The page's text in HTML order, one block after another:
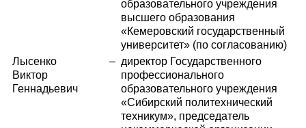
образовательного учреждения
высшего образования
«Кемеровский государственный
университет» (по согласованию)
Лысенко
Виктор
Геннадьевич
– директор Государственного
профессионального
образовательного учреждения
«Сибирский политехнический
техникум», председатель